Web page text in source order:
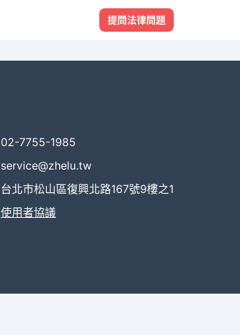
提問法律問題
02-7755-1985
service@zhelu.tw
台北市松山區復興北路167號9樓之1
使用者協議